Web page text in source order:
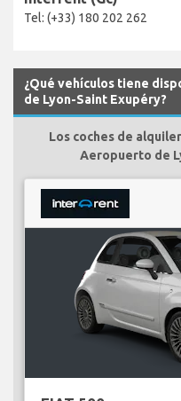
Interrent (Gc)
Tel: (+33) 180 202 262
¿Qué vehículos tiene
de Lyon-Saint Exupéry?
Los coches de
Aeropuerto de